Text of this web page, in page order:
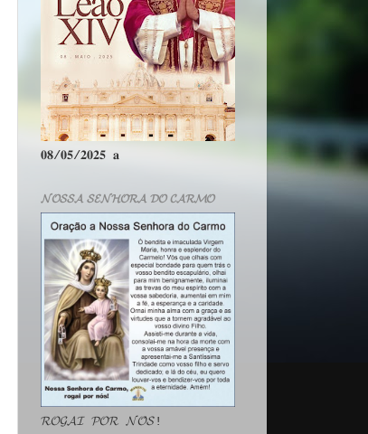
𝟎𝟖/𝟎𝟓/𝟐𝟎𝟐𝟓 𝐚
𝓝𝓞𝓢𝓢𝓐 𝓢𝓔𝓝𝓗𝓞𝓡𝓐 𝓓𝓞 𝓒𝓐𝓡𝓜𝓞
𝓡𝓞𝓖𝓐𝓘 𝓟𝓞𝓡 𝓝𝓞́𝓢!